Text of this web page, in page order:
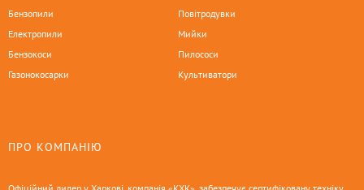
Бензопили
Електропили
Бензокоси
Газонокосарки
Повітродувки
Мийки
Пилососи
Культиватори
ПРО КОМПАНІЮ